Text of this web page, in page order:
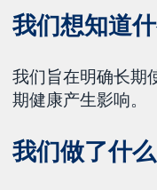
我们想知道
我们旨在明确长期
期健康产生影响。
我们做了什